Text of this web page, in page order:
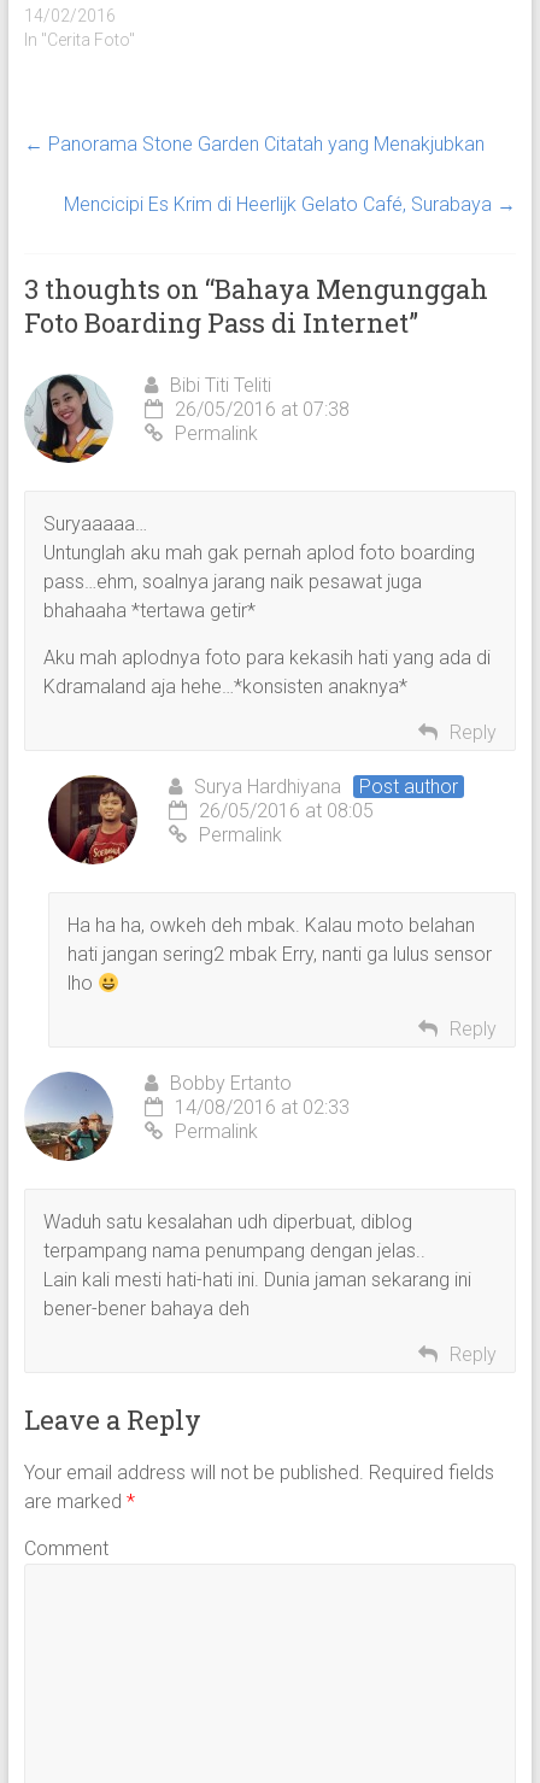
14/02/2016
In "Cerita Foto"
← Panorama Stone Garden Citatah yang Menakjubkan
Mencicipi Es Krim di Heerlijk Gelato Café, Surabaya →
3 thoughts on “Bahaya Mengunggah
Foto Boarding Pass di Internet”
Bibi Titi Teliti
26/05/2016 at 07:38
Permalink
Suryaaaaa…
Untunglah aku mah gak pernah aplod foto boarding
pass…ehm, soalnya jarang naik pesawat juga
bhahaaha *tertawa getir*
Aku mah aplodnya foto para kekasih hati yang ada di
Kdramaland aja hehe…*konsisten anaknya*
Reply
Surya Hardhiyana
Post author
26/05/2016 at 08:05
Permalink
Ha ha ha, owkeh deh mbak. Kalau moto belahan
hati jangan sering2 mbak Erry, nanti ga lulus sensor
lho
Reply
Bobby Ertanto
14/08/2016 at 02:33
Permalink
Waduh satu kesalahan udh diperbuat, diblog
terpampang nama penumpang dengan jelas..
Lain kali mesti hati-hati ini. Dunia jaman sekarang ini
bener-bener bahaya deh
Reply
Leave a Reply
Your email address will not be published. Required fields
are marked *
Comment